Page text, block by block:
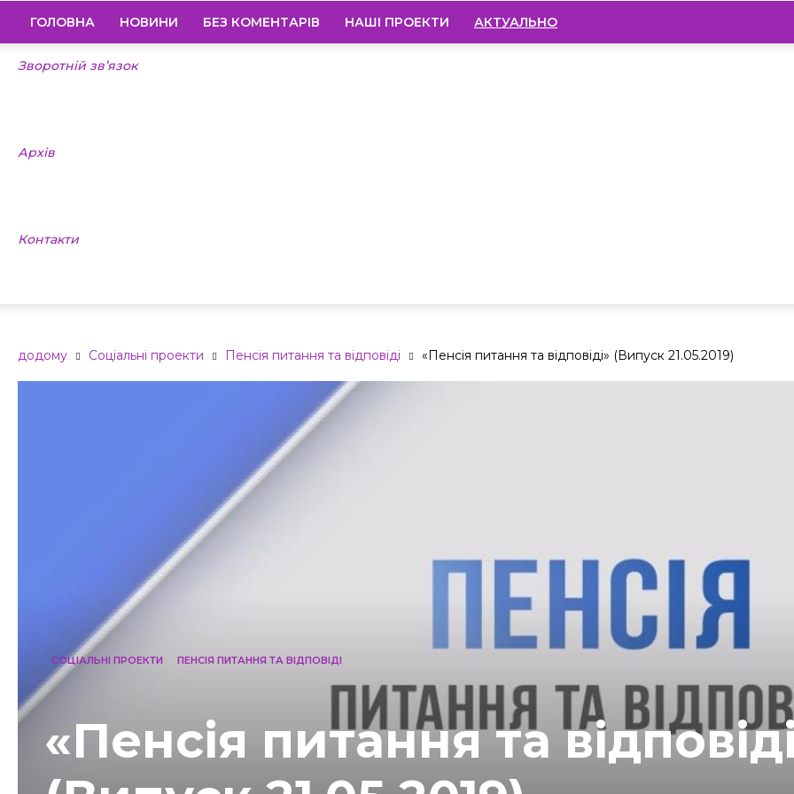
ГОЛОВНА НОВИНИ БЕЗ КОМЕНТАРІВ НАШІ ПРОЕКТИ АКТУАЛЬНО
Зворотній зв’язок
Архів
Контакти
додому Соціальні проекти Пенсія питання та відповіді «Пенсія питання та відповіді» (Випуск 21.05.2019)
СОЦІАЛЬНІ ПРОЕКТИ ПЕНСІЯ ПИТАННЯ ТА ВІДПОВІДІ
«Пенсія питання та